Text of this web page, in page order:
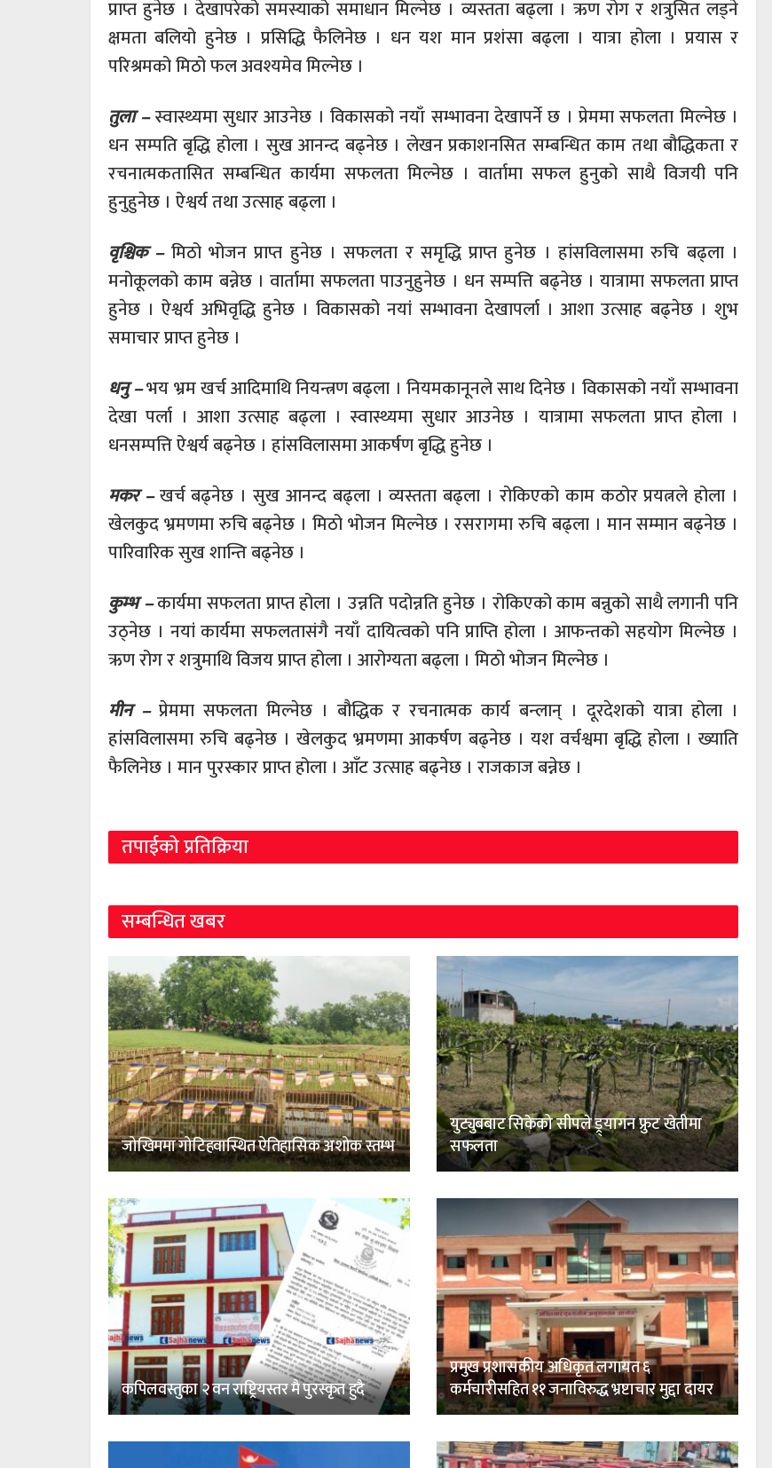
प्राप्त हुनेछ । देखापरेको समस्याको समाधान मिल्नेछ । व्यस्तता बढ्ला । ऋण रोग र शत्रुसित लड्ने
क्षमता बलियो हुनेछ । प्रसिद्धि फैलिनेछ । धन यश मान प्रशंसा बढ्ला । यात्रा होला । प्रयास र
परिश्रमको मिठो फल अवश्यमेव मिल्नेछ ।
तुला –स्वास्थ्यमा सुधार आउनेछ । विकासको नयाँ सम्भावना देखापर्ने छ । प्रेममा सफलता मिल्नेछ ।
धन सम्पति बृद्धि होला । सुख आनन्द बढ्नेछ । लेखन प्रकाशनसित सम्बन्धित काम तथा बौद्धिकता र
रचनात्मकतासित सम्बन्धित कार्यमा सफलता मिल्नेछ । वार्तामा सफल हुनुको साथै विजयी पनि
हुनुहुनेछ । ऐश्वर्य तथा उत्साह बढ्ला ।
वृश्चिक – मिठो भोजन प्राप्त हुनेछ । सफलता र समृद्धि प्राप्त हुनेछ । हांसविलासमा रुचि बढ्ला ।
मनोकूलको काम बन्नेछ । वार्तामा सफलता पाउनुहुनेछ । धन सम्पत्ति बढ्नेछ । यात्रामा सफलता प्राप्त
हुनेछ । ऐश्वर्य अभिवृद्धि हुनेछ । विकासको नयां सम्भावना देखापर्ला । आशा उत्साह बढ्नेछ । शुभ
समाचार प्राप्त हुनेछ ।
धनु –भय भ्रम खर्च आदिमाथि नियन्त्रण बढ्ला । नियमकानूनले साथ दिनेछ । विकासको नयाँ सम्भावना
देखा पर्ला । आशा उत्साह बढ्ला । स्वास्थ्यमा सुधार आउनेछ । यात्रामा सफलता प्राप्त होला ।
धनसम्पत्ति ऐश्वर्य बढ्नेछ । हांसविलासमा आकर्षण बृद्धि हुनेछ ।
मकर –खर्च बढ्नेछ । सुख आनन्द बढ्ला । व्यस्तता बढ्ला । रोकिएको काम कठोर प्रयत्नले होला ।
खेलकुद भ्रमणमा रुचि बढ्नेछ । मिठो भोजन मिल्नेछ । रसरागमा रुचि बढ्ला । मान सम्मान बढ्नेछ ।
पारिवारिक सुख शान्ति बढ्नेछ ।
कुम्भ –कार्यमा सफलता प्राप्त होला । उन्नति पदोन्नति हुनेछ । रोकिएको काम बन्नुको साथै लगानी पनि
उठ्नेछ । नयां कार्यमा सफलतासंगै नयाँ दायित्वको पनि प्राप्ति होला । आफन्तको सहयोग मिल्नेछ ।
ऋण रोग र शत्रुमाथि विजय प्राप्त होला । आरोग्यता बढ्ला । मिठो भोजन मिल्नेछ ।
मीन –प्रेममा सफलता मिल्नेछ । बौद्धिक र रचनात्मक कार्य बन्लान् । दूरदेशको यात्रा होला ।
हांसविलासमा रुचि बढ्नेछ । खेलकुद भ्रमणमा आकर्षण बढ्नेछ । यश वर्चश्वमा बृद्धि होला । ख्याति
फैलिनेछ । मान पुरस्कार प्राप्त होला । आँट उत्साह बढ्नेछ । राजकाज बन्नेछ ।
तपाईको प्रतिक्रिया
सम्बन्धित खबर
जोखिममा गोटिहवास्थित ऐतिहासिक अशोक स्तम्भ
युट्युबबाट सिकेको सीपले ड्र्यागन फ्रुट खेतीमा
सफलता
कपिलवस्तुका २ वन राष्ट्रियस्तर मै पुरस्कृत हुदै
प्रमुख प्रशासकीय अधिकृत लगायत ६
कर्मचारीसहित ११ जनाविरुद्ध भ्रष्टाचार मुद्दा दायर